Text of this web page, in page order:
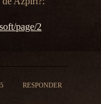
page/2
RESPONDER